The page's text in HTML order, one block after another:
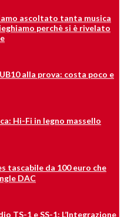
ascoltato tanta musica
perchè si è rivelato
alla prova: costa poco e
Hi-Fi in legno massello
tascabile da 100 euro che
DAC
TS-1 e SS-1: L’Integrazione